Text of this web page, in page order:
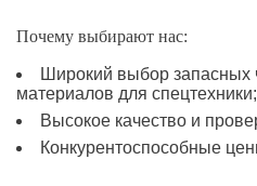
Почему выбирают нас:
Широкий выбор запасных
материалов для спецтехники;
Высокое качество и
Конкурентоспособные